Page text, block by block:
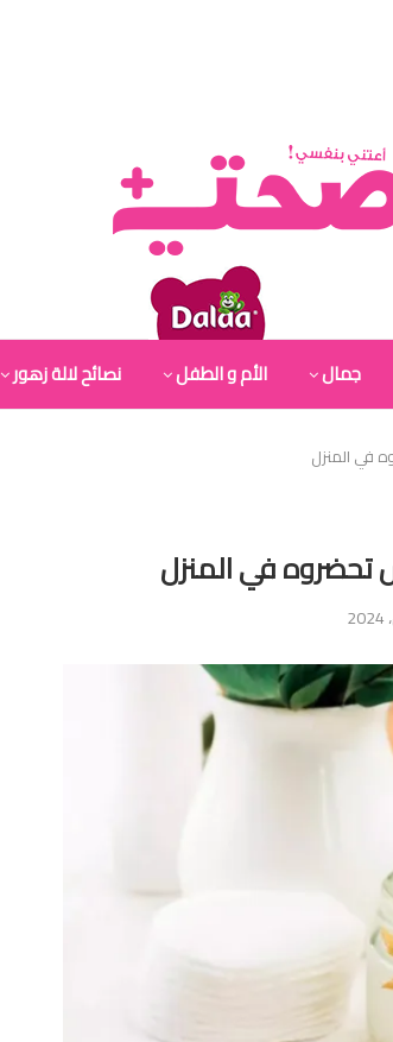
جمال الأم و الطفل نصائح لالة زهور
في المنزل
تحضروه في المنزل